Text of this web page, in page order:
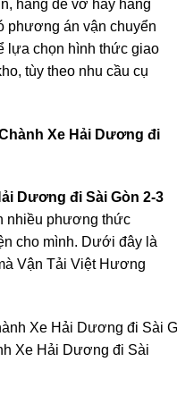
hàng dễ vỡ hay hàng
phương án vận chuyển
lựa chọn hình thức giao
tùy theo nhu cầu cụ
Xe Hải Dương đi
Dương đi Sài Gòn 2-3
nhiều phương thức
cho mình. Dưới đây là
Vận Tải Việt Hương
Xe Hải Dương đi Sài